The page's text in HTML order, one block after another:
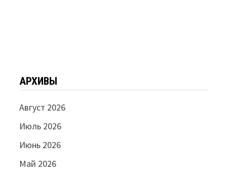
АРХИВЫ
Август 2026
Июль 2026
Июнь 2026
Май 2026